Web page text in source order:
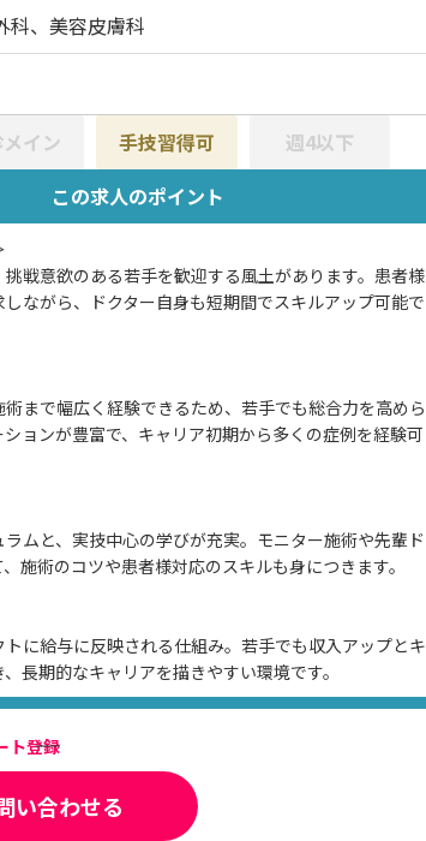
科、美容皮膚科
イン 手技習得可
週4以下
この求人のポイント
戦意欲のある若手を歓迎する風土があります。患者様
ながら、ドクター自身も短期間でスキルアップ可能で
まで幅広く経験できるため、若手でも総合力を高めら
ョンが豊富で、キャリア初期から多くの症例を経験可
ムと、実技中心の学びが充実。モニター施術や先輩ド
施術のコツや患者様対応のスキルも身につきます。
に給与に反映される仕組み。若手でも収入アップとキ
長期的なキャリアを描きやすい環境です。
ト登録
い合わせる